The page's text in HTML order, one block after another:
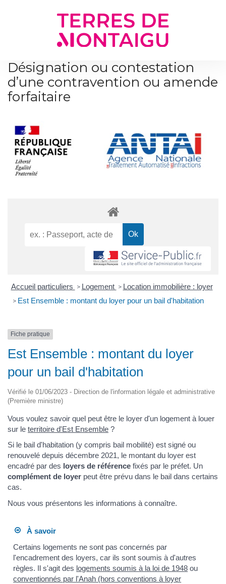
Désignation ou contestation
d’une contravention ou amende
forfaitaire
Accueil particuliers > Logement > Location immobilière : loyer
> Est Ensemble : montant du loyer pour un bail d'habitation
Fiche pratique
Est Ensemble : montant du loyer
pour un bail d'habitation
Vérifié le 01/06/2023 - Direction de l'information légale et administrative
(Première ministre)
Vous voulez savoir quel peut être le loyer d'un logement à louer
sur le territoire d'Est Ensemble ?
Si le bail d'habitation (y compris bail mobilité) est signé ou
renouvelé depuis décembre 2021, le montant du loyer est
encadré par des loyers de référence fixés par le préfet. Un
complément de loyer peut être prévu dans le bail dans certains
cas.
Nous vous présentons les informations à connaître.
À savoir
Certains logements ne sont pas concernés par
l'encadrement des loyers, car ils sont soumis à d'autres
règles. Il s'agit des logements soumis à la loi de 1948 ou
conventionnés par l'Anah (hors conventions à loyer